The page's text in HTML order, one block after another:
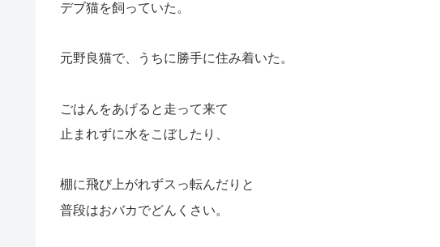
デブ猫を飼っていた。
元野良猫で、うちに勝手に住み着いた。
ごはんをあげると走って来て
止まれずに水をこぼしたり、
棚に飛び上がれずスっ転んだりと
普段はおバカでどんくさい。